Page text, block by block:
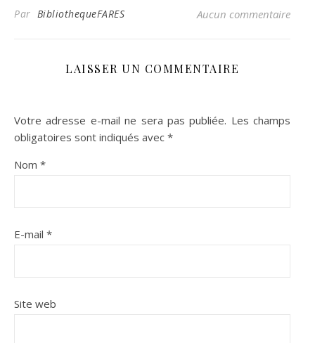
Par BibliothequeFARES Aucun commentaire
LAISSER UN COMMENTAIRE
Votre adresse e-mail ne sera pas publiée. Les champs
obligatoires sont indiqués avec *
Nom *
E-mail *
Site web